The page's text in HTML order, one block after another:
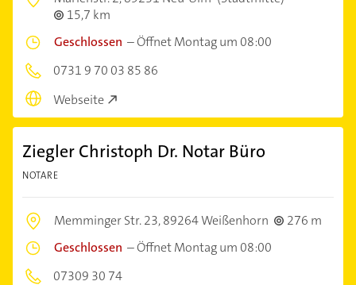
15,7 km
Geschlossen –Öffnet Montag um 08:00
0731 9 70 03 85 86
Webseite
Ziegler Christoph Dr. Notar Büro
NOTARE
Memminger Str. 23,89264 Weißenhorn
276 m
Geschlossen –Öffnet Montag um 08:00
07309 30 74